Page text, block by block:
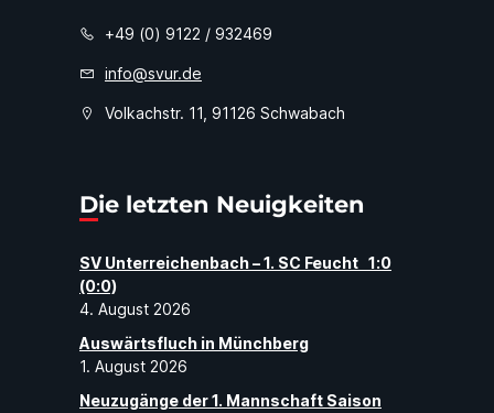
+49 (0) 9122 / 932469
info@svur.de
Volkachstr. 11, 91126 Schwabach
Die letzten Neuigkeiten
SV Unterreichenbach – 1. SC Feucht 1:0
(0:0)
4. August 2026
Auswärtsfluch in Münchberg
1. August 2026
Neuzugänge der 1. Mannschaft Saison